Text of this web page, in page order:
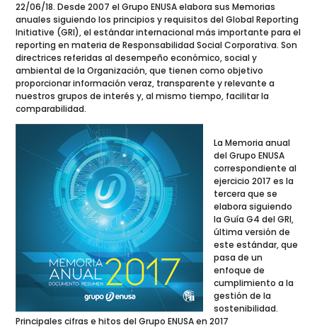
22/06/18. Desde 2007 el Grupo ENUSA elabora sus Memorias
anuales siguiendo los principios y requisitos del Global Reporting
Initiative (GRI), el estándar internacional más importante para el
reporting en materia de Responsabilidad Social Corporativa. Son
directrices referidas al desempeño económico, social y
ambiental de la Organización, que tienen como objetivo
proporcionar información veraz, transparente y relevante a
nuestros grupos de interés y, al mismo tiempo, facilitar la
comparabilidad.
La Memoria anual
del Grupo ENUSA
correspondiente al
ejercicio 2017 es la
tercera que se
elabora siguiendo
la Guía G4 del GRI,
última versión de
este estándar, que
pasa de un
enfoque de
cumplimiento a la
gestión de la
sostenibilidad.
Principales cifras e hitos del Grupo ENUSA en 2017